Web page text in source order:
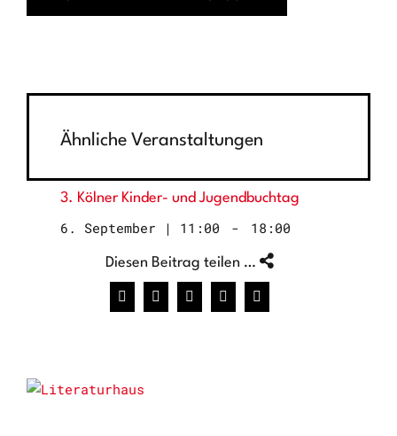
Ähnliche Veranstaltungen
3. Kölner Kinder- und Jugendbuchtag
6. September | 11:00 - 18:00
Diesen Beitrag teilen …
Facebook
X WhatsAppPinterest
E-
Mail